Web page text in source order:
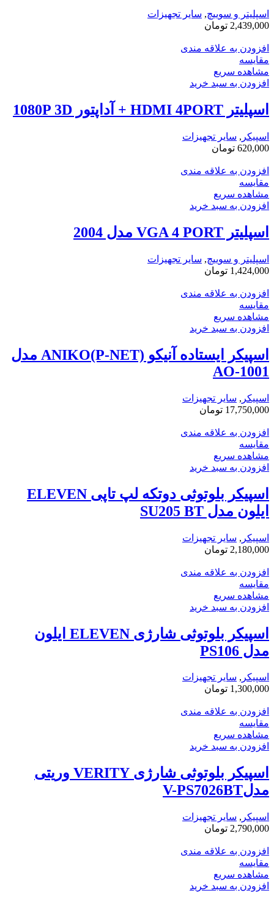
اسپلیتر و سوییچ, سایر تجهیزات
2,439,000 تومان
افزودن به علاقه مندی
مقایسه
مشاهده سریع
افزودن به سبد خرید
اسپلیتر HDMI 4PORT + آداپتور 1080P 3D
اسپیکر , سایر تجهیزات
620,000 تومان
افزودن به علاقه مندی
مقایسه
مشاهده سریع
افزودن به سبد خرید
اسپلیتر VGA 4 PORT مدل 2004
اسپلیتر و سوییچ, سایر تجهیزات
1,424,000 تومان
افزودن به علاقه مندی
مقایسه
مشاهده سریع
افزودن به سبد خرید
اسپیکر ایستاده آنیکو ANIKO(P-NET) مدل
AO-1001
اسپیکر , سایر تجهیزات
17,750,000 تومان
افزودن به علاقه مندی
مقایسه
مشاهده سریع
افزودن به سبد خرید
اسپیکر بلوتوثی دوتکه لپ تاپی ELEVEN
ایلون مدل SU205 BT
اسپیکر , سایر تجهیزات
2,180,000 تومان
افزودن به علاقه مندی
مقایسه
مشاهده سریع
افزودن به سبد خرید
اسپیکر بلوتوثی شارژی ELEVEN ایلون
مدل PS106
اسپیکر , سایر تجهیزات
1,300,000 تومان
افزودن به علاقه مندی
مقایسه
مشاهده سریع
افزودن به سبد خرید
اسپیکر بلوتوثی شارژی VERITY وریتی
مدلV-PS7026BT
اسپیکر , سایر تجهیزات
2,790,000 تومان
افزودن به علاقه مندی
مقایسه
مشاهده سریع
افزودن به سبد خرید